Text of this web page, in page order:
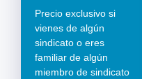
Precio exclusivo si
vienes de algún
sindicato o eres
familiar de algún
miembro de sindicato